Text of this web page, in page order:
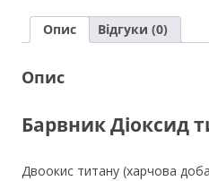
Опис Відгуки (0)
Опис
Барвник Діоксид
Двоокис титану (харчова